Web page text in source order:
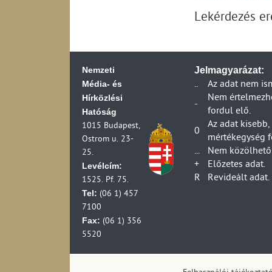
Dankó Rádió
(2012-2023)
Digitális rádiós
Földfelszíni
Üzemelő
összesen (1990-
Földfelszíni
kisugárzott
Országos
lakosságának
Digitális televízió-
Digitális
Digitális televízió-
száma az effektív
szerint (2007-
Az RTL- Klub
Az m1
Országos
(1997-2012)
Országos
(1990-2012)
Az m2
A TV2
Lekérdezés
Nemzeti
Média- és
Hírközlési
Hatóság
1015 Budapest,
Ostrom u. 23-
25.
Levélcím:
1525. Pf. 75.
Tel: (06 1) 457
7100
Fax: (06 1) 356
5520
Jelmagyarázat:
..
Az adat nem
-
Nem
fordul elő.
0
Az adat
mértékegység
...
Nem
+
Előzetes adat.
R
Revideált adat.